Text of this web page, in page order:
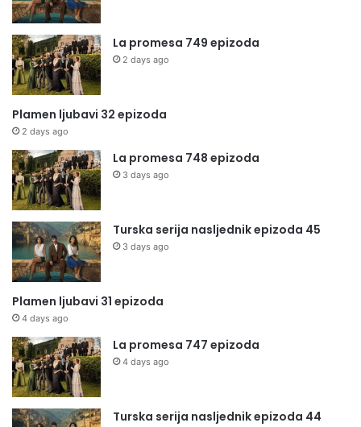
La promesa 749 epizoda
2 days ago
Plamen ljubavi 32 epizoda
2 days ago
La promesa 748 epizoda
3 days ago
Turska serija nasljednik epizoda 45
3 days ago
Plamen ljubavi 31 epizoda
4 days ago
La promesa 747 epizoda
4 days ago
Turska serija nasljednik epizoda 44